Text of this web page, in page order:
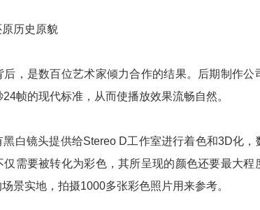
历史原貌
是数百位艺术家倾力合作的结果。后期制作公
帧的现代标准，从而使播放效果流畅自然。
镜头提供给Stereo D工作室进行着色和3D化，
需要被转化为彩色，其所呈现的颜色还要最大
景实地，拍摄1000多张彩色照片用来参考。